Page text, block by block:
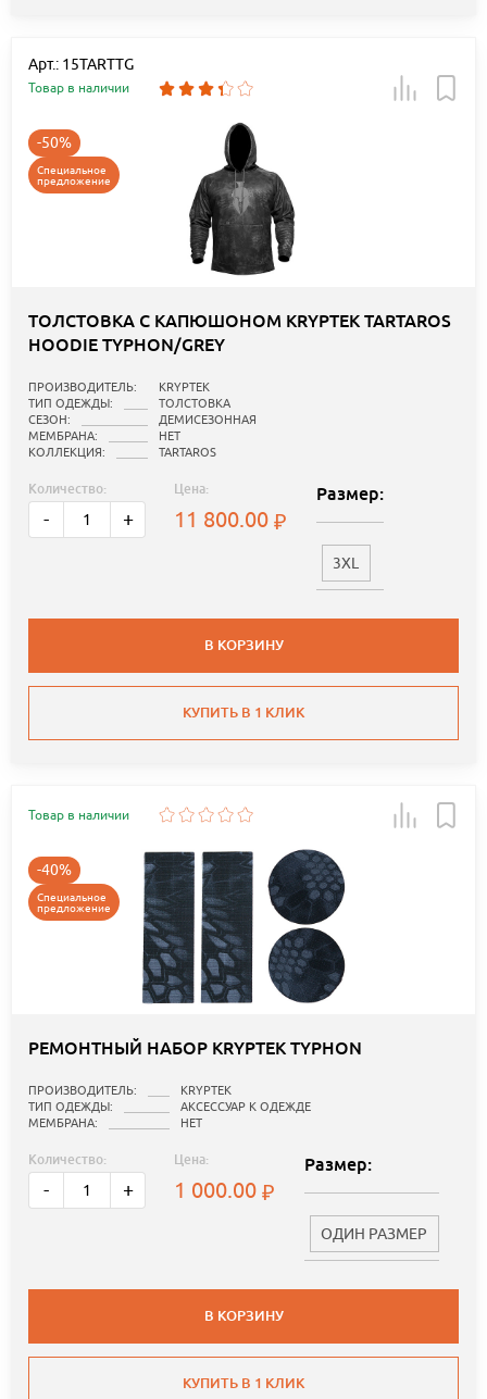
Арт.: 15TARTTG
Товар в наличии
-50%
Специальное
предложение
ТОЛСТОВКА С КАПЮШОНОМ KRYPTEK TARTAROS
HOODIE TYPHON/GREY
ПРОИЗВОДИТЕЛЬ:
KRYPTEK
ТИП ОДЕЖДЫ:
ТОЛСТОВКА
СЕЗОН:
ДЕМИСЕЗОННАЯ
МЕМБРАНА:
НЕТ
КОЛЛЕКЦИЯ:
TARTAROS
Количество:
- +
Цена:
11 800.00
Размер:
3XL
В КОРЗИНУ
КУПИТЬ В 1 КЛИК
Товар в наличии
-40%
Специальное
предложение
РЕМОНТНЫЙ НАБОР KRYPTEK TYPHON
ПРОИЗВОДИТЕЛЬ:
KRYPTEK
ТИП ОДЕЖДЫ:
АКСЕССУАР К ОДЕЖДЕ
МЕМБРАНА:
НЕТ
Количество:
- +
Цена:
1 000.00
Размер:
ОДИН РАЗМЕР
В КОРЗИНУ
КУПИТЬ В 1 КЛИК